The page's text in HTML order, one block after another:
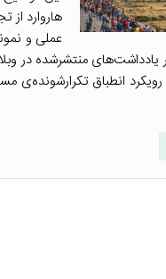
هاروارد
یادداشت‌های منتشرشده در